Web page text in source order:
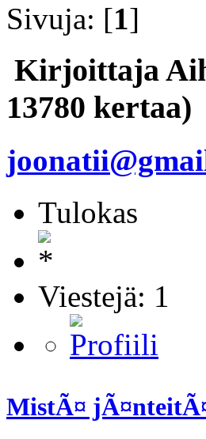
Sivuja: [1]
Kirjoittaja
13780 kertaa)
Tulokas
Viestejä: 1
MistÃ¤